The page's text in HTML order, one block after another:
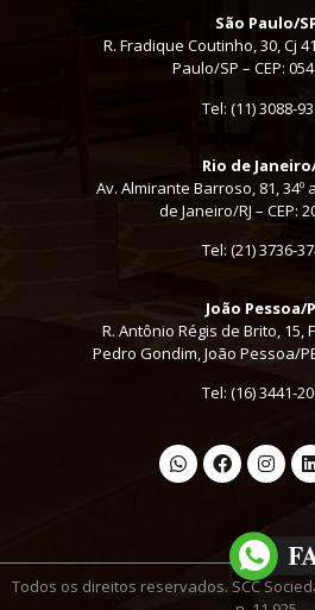
São Paulo/
R. Fradique Coutinho, 30, Cj
Paulo/SP – CEP:
Tel: (11) 3088-
Rio de Janeiro/
Av. Almirante Barroso, 81, 34º
de Janeiro/RJ – CEP:
Tel: (21) 3736-
João Pessoa/
R. Antônio Régis de Brito, 15,
Pedro Gondim, João Pessoa/
Tel: (16) 3441-
Todos os direitos reservados. SCC